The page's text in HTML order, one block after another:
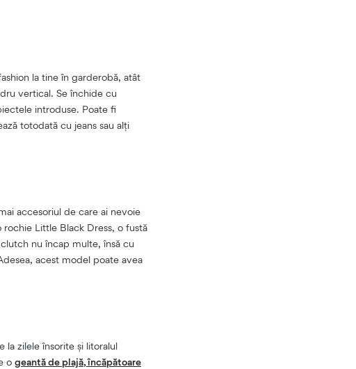
la tine în garderobă, atât
vertical. Se închide cu
introduse. Poate fi
totodată cu jeans sau alți
accesoriul de care ai nevoie
Little Black Dress, o fustă
nu încap multe, însă cu
acest model poate avea
la zilele însorite și litoralul
o geantă de plajă, încăpătoare